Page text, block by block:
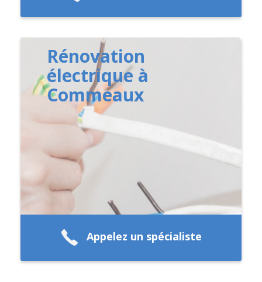
Rénovation
électrique à
Commeaux
Appelez un spécialiste